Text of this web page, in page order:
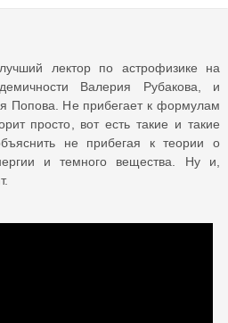
лектор по астрофизике на
Валерия Рубакова, и
Попова. Не прибегает к формулам
просто, вот есть такие и такие
не прибегая к теории о
и темного вещества. Ну и,